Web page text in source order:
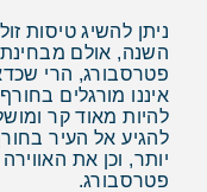
ניתן להשיג טיסות
השנה, אולם מבחינת
פטרסבורג, הרי
איננו מורגלים
להיות מאוד קר
להגיע אל העיר
יותר, וכן את
פטרסבורג.